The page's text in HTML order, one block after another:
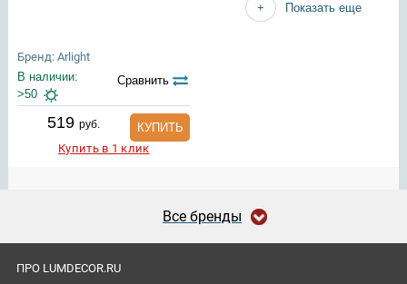
Бренд: Arlight
В наличии:
>50
Сравнить
519руб.
КУПИТЬ
Купить в 1 клик
Показать еще
Все бренды
ПРО LUMDECOR.RU